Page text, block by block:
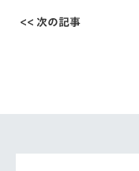
<< 次の記事